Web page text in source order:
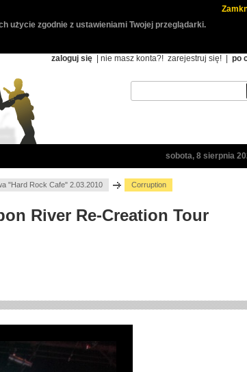
użycie zgodnie z ustawieniami Twojej przeglądarki.
zaloguj się | nie masz konta?! zarejestruj się! po
sobota, 8 sierpnia
"Hard Rock Cafe" 2.03.2010 Corruption
River Re-Creation Tour